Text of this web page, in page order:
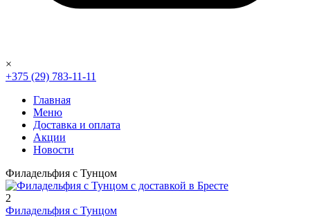
×
+375 (29) 783-11-11
Главная
Меню
Доставка и оплата
Акции
Новости
Филадельфия с Тунцом
2
Филадельфия с Тунцом